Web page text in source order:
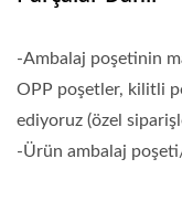
-Ambalaj poşetinin
OPP poşetler, kilitli
ediyoruz (özel
-Ürün ambalaj